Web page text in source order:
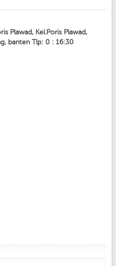
Plawad, Kel.Poris Plawad,
banten Tlp: 0 : 16:30